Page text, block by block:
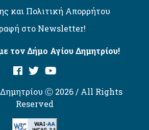
και Πολιτική Απορρήτου
στο Newsletter!
τον Δήμο Αγίου Δημητρίου!
Ⓒ 2026 / All Rights
Reserved